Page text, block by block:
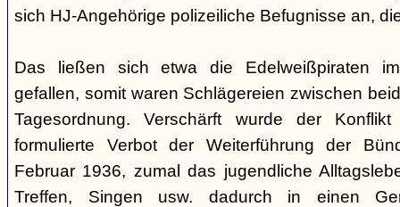
sich HJ-Angehörige polizeiliche Befugnisse an,
Das ließen sich etwa die Edelweißpiraten
gefallen, somit waren Schlägereien zwischen
Tagesordnung. Verschärft wurde der
formulierte Verbot der Weiterführung der
Februar 1936, zumal das jugendliche
Treffen, Singen usw. dadurch in einen